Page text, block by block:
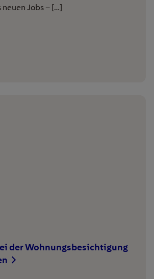
Jobs – […]
der Wohnungsbesichtigung